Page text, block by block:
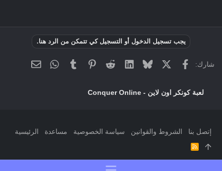
يجب تسجيل الدخول أو التسجيل كي تتمكن من الرد هنا.
شارك: فيسبوك Bluesky
LinkedIn
Reddit
Pinterest
Tumblr
WhatsApp
البريد
لعبة كونكر اون لاين - Conquer Online
إتصل بنا الشروط والقوانين سياسة الخصوصية مساعدة الرئيسية
R